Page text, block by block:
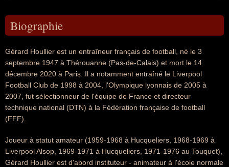
Biographie
Gérard Houllier est un entraîneur français de football, né le 3
septembre 1947 à Thérouanne (Pas-de-Calais) et mort le 14
décembre 2020 à Paris. Il a notamment entraîné le Liverpool
Football Club de 1998 à 2004, l'Olympique lyonnais de 2005 à
2007, fut sélectionneur de l'équipe de France et directeur
technique national (DTN) à la Fédération française de football
(FFF).
Joueur à statut amateur (1959-1968 à Hucqueliers, 1968-1969 à
Liverpool Alsop, 1969-1971 à Hucqueliers, 1971-1976 au Touquet),
Gérard Houllier est d'abord instituteur - animateur à l'école normale